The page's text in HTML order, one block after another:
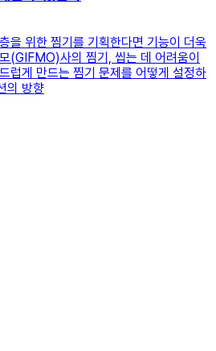
을 위한 찜기를 기획한다면 기능이 더욱
(GIFMO)사의 찜기, 씹는 데 어려움이
럽게 만드는 찜기 문제를 어떻게 설정하
의 방향